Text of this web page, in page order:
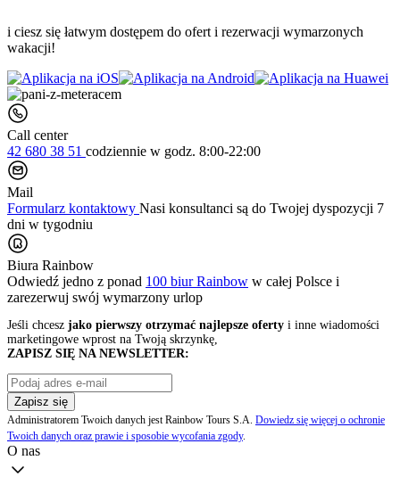
i ciesz się łatwym dostępem do ofert i rezerwacji wymarzonych
wakacji!
Call center
42 680 38 51 codziennie w godz. 8:00-22:00
Mail
Formularz kontaktowy Nasi konsultanci są do Twojej dyspozycji 7
dni w tygodniu
Biura Rainbow
Odwiedź jedno z ponad 100 biur Rainbow w całej Polsce i
zarezerwuj swój wymarzony urlop
Jeśli chcesz jako pierwszy otrzymać najlepsze oferty i inne wiadomości
marketingowe wprost na Twoją skrzynkę,
ZAPISZ SIĘ NA NEWSLETTER:
Zapisz się
Administratorem Twoich danych jest Rainbow Tours S.A. Dowiedz się więcej o ochronie
Twoich danych oraz prawie i sposobie wycofania zgody.
O nas